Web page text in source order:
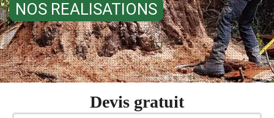
NOS REALISATIONS
Devis gratuit